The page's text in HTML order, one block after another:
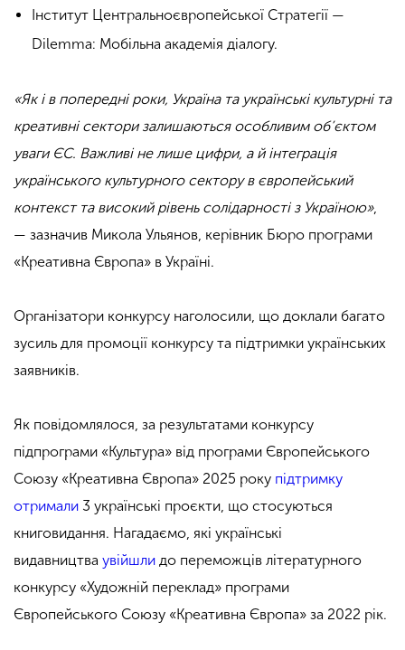
Інститут Центральноєвропейської Стратегії —
Dilemma: Мобільна академія діалогу.
«Як і в попередні роки, Україна та українські культурні та
креативні сектори залишаються особливим об’єктом
уваги ЄС. Важливі не лише цифри, а й інтеграція
українського культурного сектору в європейський
контекст та високий рівень солідарності з Україною»,
— зазначив Микола Ульянов, керівник Бюро програми
«Креативна Європа» в Україні.
Організатори конкурсу наголосили, що доклали багато
зусиль для промоції конкурсу та підтримки українських
заявників.
Як повідомлялося, за результатами конкурсу
підпрограми «Культура» від програми Європейського
Союзу «Креативна Європа» 2025 року підтримку
отримали 3 українські проєкти, що стосуються
книговидання. Нагадаємо, які українські
видавництва увійшли до переможців літературного
конкурсу «Художній переклад» програми
Європейського Союзу «Креативна Європа» за 2022 рік.